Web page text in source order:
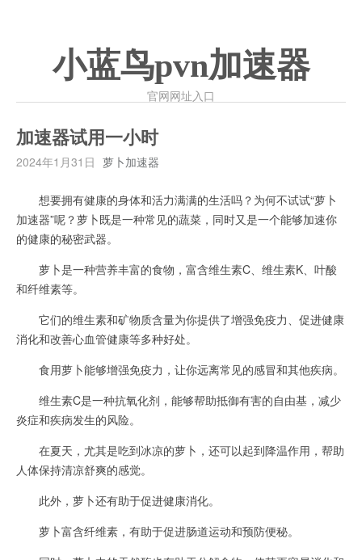
小蓝鸟pvn加速器
官网网址入口
加速器试用一小时
2024年1月31日 萝卜加速器
想要拥有健康的身体和活力满满的生活吗？为何不试试“萝卜
加速器”呢？萝卜既是一种常见的蔬菜，同时又是一个能够加速你
的健康的秘密武器。
萝卜是一种营养丰富的食物，富含维生素C、维生素K、叶酸
和纤维素等。
它们的维生素和矿物质含量为你提供了增强免疫力、促进健康
消化和改善心血管健康等多种好处。
食用萝卜能够增强免疫力，让你远离常见的感冒和其他疾病。
维生素C是一种抗氧化剂，能够帮助抵御有害的自由基，减少
炎症和疾病发生的风险。
在夏天，尤其是吃到冰凉的萝卜，还可以起到降温作用，帮助
人体保持清凉舒爽的感觉。
此外，萝卜还有助于促进健康消化。
萝卜富含纤维素，有助于促进肠道运动和预防便秘。